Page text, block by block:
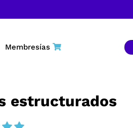
Membresías
estructurados